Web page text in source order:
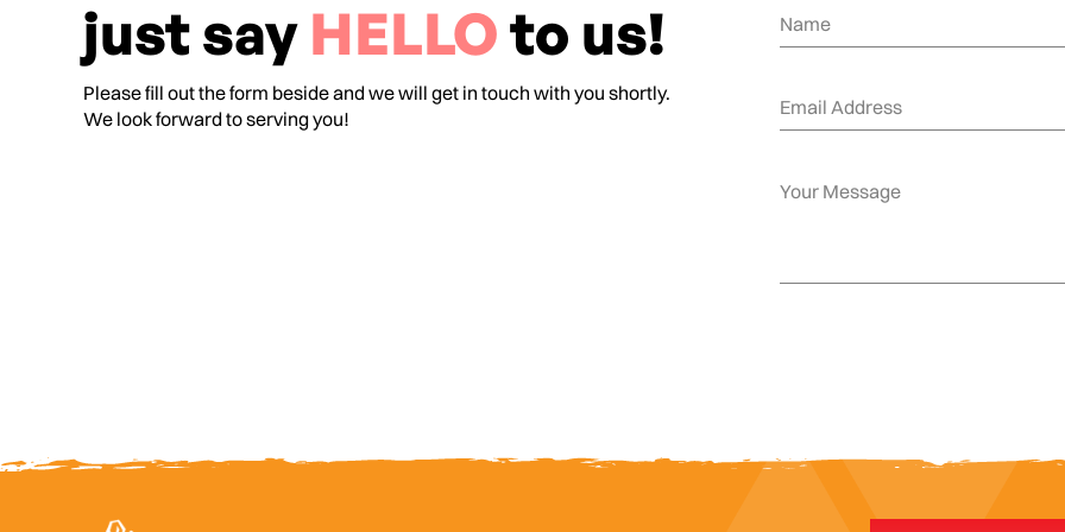
just say HELLOto us!
Please fill out the form beside and we will get in touch with you shortly.
We look forward to serving you!